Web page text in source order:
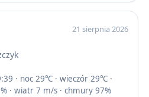
21 sierpnia 2026
· noc 29℃ · wieczór 29℃ ·
· wiatr 7 m/s · chmury 97%